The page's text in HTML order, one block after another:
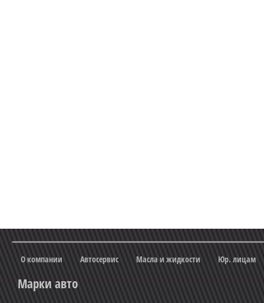
О компании Автосервис Масла и жидкости Юр. лицам
Марки авто